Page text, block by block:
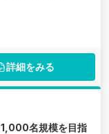
詳細をみる
1,000名規模を目指